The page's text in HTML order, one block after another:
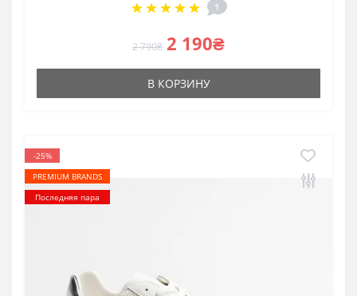
1
2 790₴ 2 190₴
В КОРЗИНУ
-25%
PREMIUM BRANDS
Последняя пара